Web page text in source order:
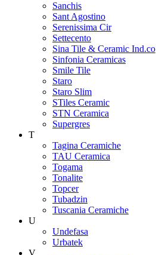
Sanchis
Sant Agostino
Serenissima Cir
Settecento
Sina Tile & Ceramic Ind.co
Sinfonia Ceramicas
Smile Tile
Staro
Staro Slim
STiles Ceramic
STN Ceramica
Supergres
T
Tagina Ceramiche
TAU Ceramica
Togama
Tonalite
Topcer
Tubadzin
Tuscania Ceramiche
U
Undefasa
Urbatek
V